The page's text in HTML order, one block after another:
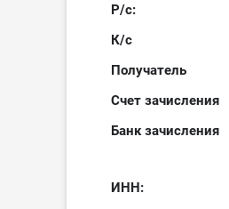
Р/с:
К/с
Получатель
Счет зачисления
Банк зачисления
ИНН: